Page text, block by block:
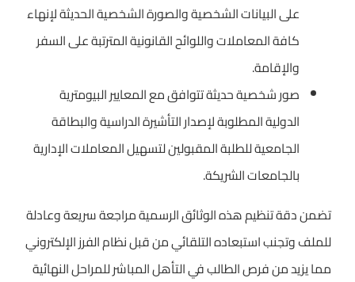
على البيانات الشخصية والصورة الشخصية الحديثة لإنهاء
كافة المعاملات واللوائح القانونية المترتبة على السفر
والإقامة.
صور شخصية حديثة تتوافق مع المعايير البيومترية
الدولية المطلوبة لإصدار التأشيرة الدراسية والبطاقة
الجامعية للطلبة المقبولين لتسهيل المعاملات الإدارية
بالجامعات الشريكة.
تضمن دقة تنظيم هذه الوثائق الرسمية مراجعة سريعة وعادلة
للملف وتجنب استبعاده التلقائي من قبل نظام الفرز الإلكتروني
مما يزيد من فرص الطالب في التأهل المباشر للمراحل النهائية